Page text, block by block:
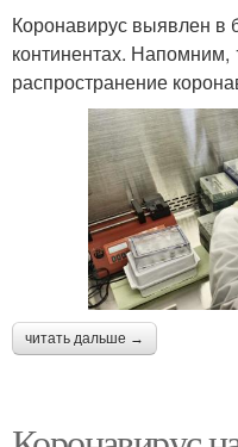
Коронавирус выявлен в
континентах.
распространение
читать дальше →